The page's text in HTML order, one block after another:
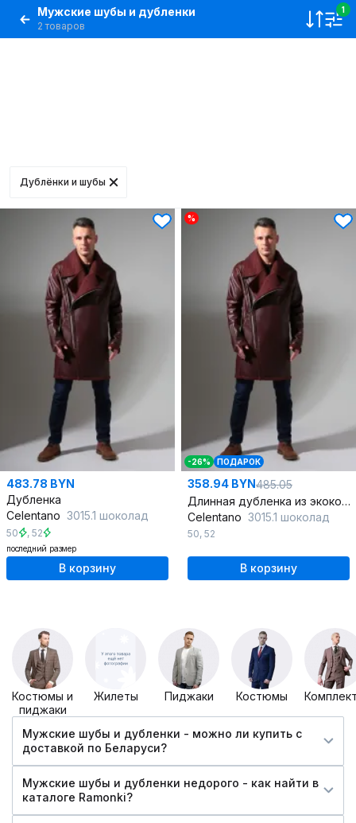
Мужские шубы и дубленки
2 товаров
1
Дублёнки и шубы
483.78 BYN
Дубленка
Celentano 3015.1 шоколад
50 , 52
последний размер
В корзину
%
-26% ПОДАРОК
358.94 BYN485.05
Длинная дубленка из экокожи с карманами и застежкой
Celentano 3015.1 шоколад
50, 52
В корзину
Костюмы и
пиджаки
Жилеты Пиджаки Костюмы
Мужские шубы и дубленки - можно ли купить c
доставкой по Беларуси?
Мужские шубы и дубленки недорого - как найти в
каталоге Ramonki?